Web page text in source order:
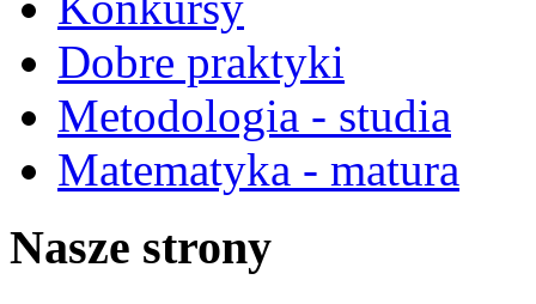
Dobre praktyki
Metodologia - studia
Matematyka - matura
Nasze strony